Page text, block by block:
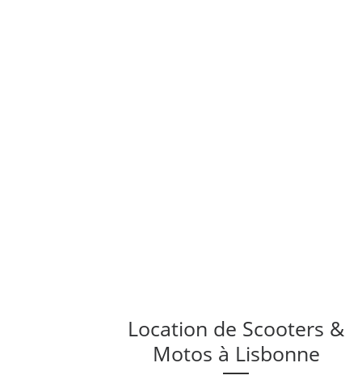
Location de Scooters &
Motos à Lisbonne